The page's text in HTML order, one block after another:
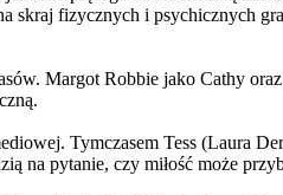
skraj fizycznych i psychicznych
Margot Robbie jako Cathy
Tymczasem Tess (Laura
na pytanie, czy miłość może